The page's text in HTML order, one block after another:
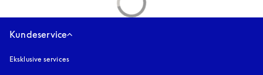
Kundeservice
Eksklusive services